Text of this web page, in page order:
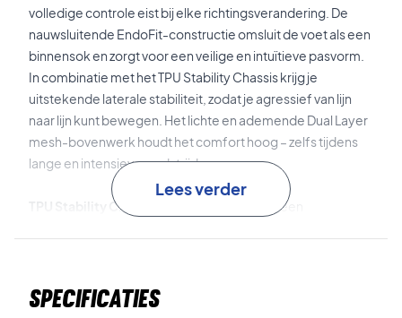
volledige controle eist bij elke richtingsverandering. De
nauwsluitende EndoFit-constructie omsluit de voet als een
binnensok en zorgt voor een veilige en intuïtieve pasvorm.
In combinatie met het TPU Stability Chassis krijg je
uitstekende laterale stabiliteit, zodat je agressief van lijn
naar lijn kunt bewegen. Het lichte en ademende Dual Layer
mesh-bovenwerk houdt het comfort hoog – zelfs tijdens
lange en intensieve wedstrijden.
TPU Stability Chassis & EndoFit
Zorgt voor een
R-DST+ & High Rebound EVA
Lees verder
Specificaties